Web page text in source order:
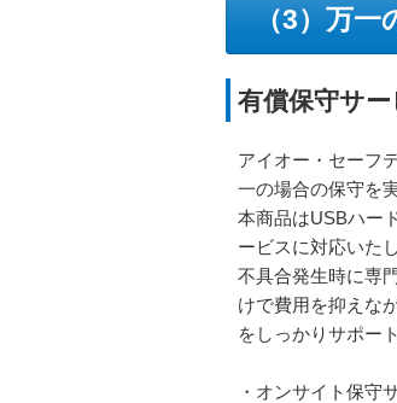
（3）万
有償保守サ
アイオー・セーフ
一の場合の保守を
本商品はUSBハー
ービスに対応いた
不具合発生時に専
けで費用を抑えな
をしっかりサポー
・オンサイト保守